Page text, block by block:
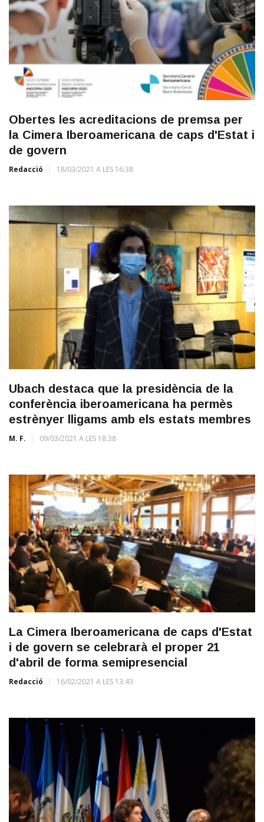
Obertes les acreditacions de premsa per
la Cimera Iberoamericana de caps d'Estat i
de govern
Redacció 18/03/2021 A LES 16:38
Ubach destaca que la presidència de la
conferència iberoamericana ha permès
estrènyer lligams amb els estats membres
M. F. 09/03/2021 A LES 18:38
La Cimera Iberoamericana de caps d'Estat
i de govern se celebrarà el proper 21
d'abril de forma semipresencial
Redacció 16/02/2021 A LES 13:43